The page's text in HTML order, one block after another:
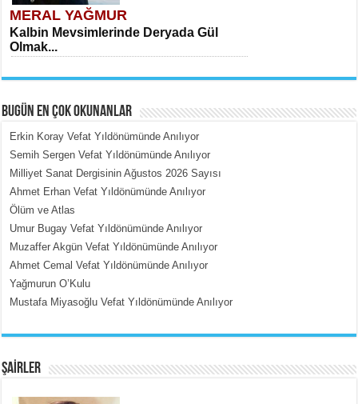
MERAL YAĞMUR
Kalbin Mevsimlerinde Deryada Gül
Olmak...
MEHMET ÇOBAN
İçerdeki Put Dışardaki Maskeler...
BUGÜN EN ÇOK OKUNANLAR
Erkin Koray Vefat Yıldönümünde Anılıyor
Semih Sergen Vefat Yıldönümünde Anılıyor
Milliyet Sanat Dergisinin Ağustos 2026 Sayısı
Ahmet Erhan Vefat Yıldönümünde Anılıyor
Ölüm ve Atlas
Umur Bugay Vefat Yıldönümünde Anılıyor
Muzaffer Akgün Vefat Yıldönümünde Anılıyor
Ahmet Cemal Vefat Yıldönümünde Anılıyor
Yağmurun O’Kulu
Mustafa Miyasoğlu Vefat Yıldönümünde Anılıyor
ŞAİRLER